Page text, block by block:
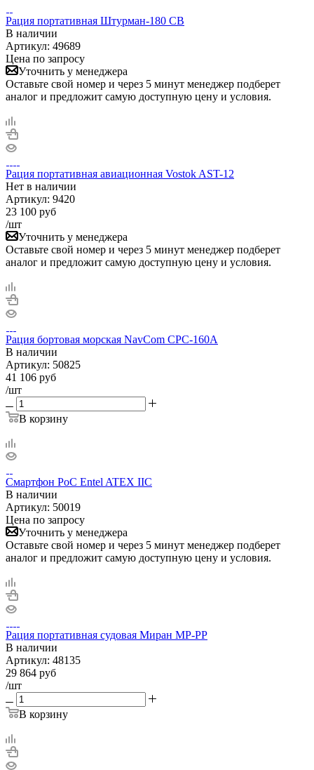
Рация портативная Штурман-180 СВ
В наличии
Артикул: 49689
Цена по запросу
Уточнить у менеджера
Оставьте свой номер и через 5 минут менеджер подберет
аналог и предложит самую доступную цену и условия.
Рация портативная авиационная Vostok AST-12
Нет в наличии
Артикул: 9420
23 100 руб
/шт
Уточнить у менеджера
Оставьте свой номер и через 5 минут менеджер подберет
аналог и предложит самую доступную цену и условия.
Рация бортовая морская NavCom CPC-160A
В наличии
Артикул: 50825
41 106 руб
/шт
В корзину
Смартфон PoC Entel ATEX IIC
В наличии
Артикул: 50019
Цена по запросу
Уточнить у менеджера
Оставьте свой номер и через 5 минут менеджер подберет
аналог и предложит самую доступную цену и условия.
Рация портативная судовая Миран МР-РР
В наличии
Артикул: 48135
29 864 руб
/шт
В корзину